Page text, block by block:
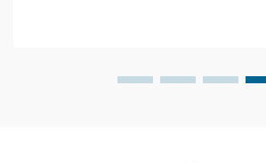
راحة معتمدة.